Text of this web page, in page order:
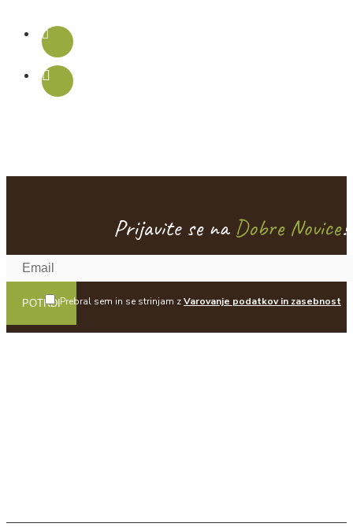
Prijavite se naDobre Novice!
POTRDIPrebral sem in se strinjam zVarovanje podatkov in zasebnost